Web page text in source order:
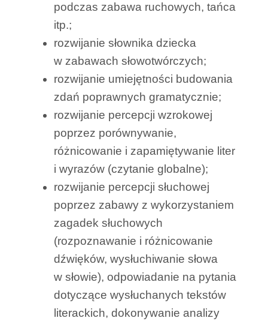
podczas zabawa ruchowych, tańca
itp.;
rozwijanie słownika dziecka
w zabawach słowotwórczych;
rozwijanie umiejętności budowania
zdań poprawnych gramatycznie;
rozwijanie percepcji wzrokowej
poprzez porównywanie,
różnicowanie i zapamiętywanie liter
i wyrazów (czytanie globalne);
rozwijanie percepcji słuchowej
poprzez zabawy z wykorzystaniem
zagadek słuchowych
(rozpoznawanie i różnicowanie
dźwięków, wysłuchiwanie słowa
w słowie), odpowiadanie na pytania
dotyczące wysłuchanych tekstów
literackich, dokonywanie analizy